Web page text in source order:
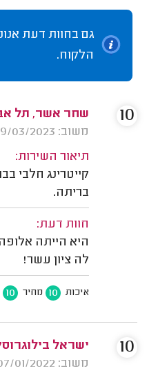
גם בחוות דעת
הלקוח.
שחר אשר, תל
משוב: 09/03/2023
תיאור השירות:
קייטרינג חלבי
בריתה.
חוות דעת:
היא הייתה
לה ציון עשר!
איכות 10 מחיר 10
10
ישראל
משוב: 07/01/2022
10